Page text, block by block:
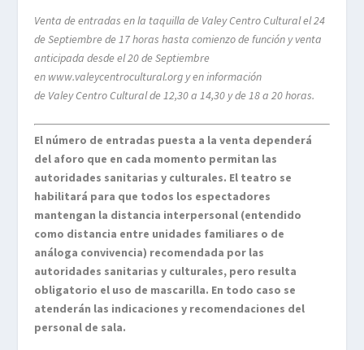
Venta de entradas en la taquilla de Valey Centro Cultural el 24
de Septiembre de 17 horas hasta comienzo de función y venta
anticipada desde el 20 de Septiembre
en www.valeycentrocultural.org y en información
de Valey Centro Cultural de 12,30 a 14,30 y de 18 a 20 horas.
El número de entradas puesta a la venta dependerá
del aforo que en cada momento permitan las
autoridades sanitarias y culturales. El teatro se
habilitará para que todos los espectadores
mantengan la distancia interpersonal (entendido
como distancia entre unidades familiares o de
análoga convivencia) recomendada por las
autoridades sanitarias y culturales, pero resulta
obligatorio el uso de mascarilla. En todo caso se
atenderán las indicaciones y recomendaciones del
personal de sala.